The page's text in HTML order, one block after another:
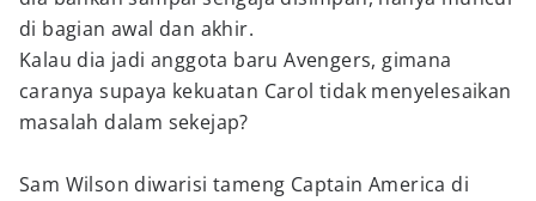
di bagian awal dan akhir.
Kalau dia jadi anggota baru Avengers, gimana
caranya supaya kekuatan Carol tidak menyelesaikan
masalah dalam sekejap?
Sam Wilson diwarisi tameng Captain America di